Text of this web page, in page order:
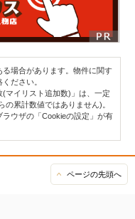
場合があります。物件に関す
ださい。
マイリスト追加数)」は、一定
累計数値ではありません)。
ウザの「Cookieの設定」が有
ページの先頭へ